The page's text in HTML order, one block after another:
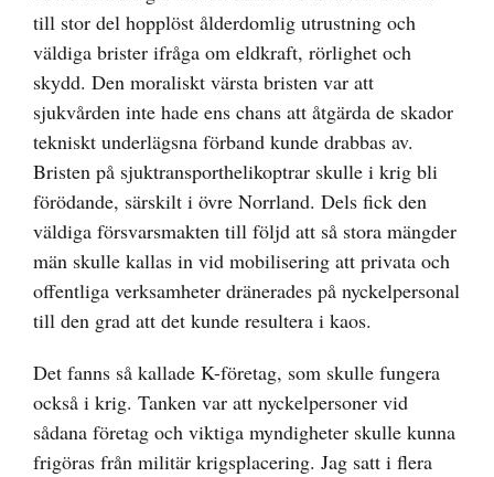
till stor del hopplöst ålderdomlig utrustning och
väldiga brister ifråga om eldkraft, rörlighet och
skydd. Den moraliskt värsta bristen var att
sjukvården inte hade ens chans att åtgärda de skador
tekniskt underlägsna förband kunde drabbas av.
Bristen på sjuktransporthelikoptrar skulle i krig bli
förödande, särskilt i övre Norrland. Dels fick den
väldiga försvarsmakten till följd att så stora mängder
män skulle kallas in vid mobilisering att privata och
offentliga verksamheter dränerades på nyckelpersonal
till den grad att det kunde resultera i kaos.
Det fanns så kallade K-företag, som skulle fungera
också i krig. Tanken var att nyckelpersoner vid
sådana företag och viktiga myndigheter skulle kunna
frigöras från militär krigsplacering. Jag satt i flera